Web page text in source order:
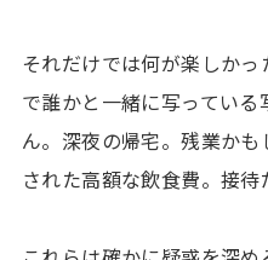
それだけでは何が楽しか
で誰かと一緒に写ってい
ん。深夜の帰宅。残業か
された高額な飲食費。接待